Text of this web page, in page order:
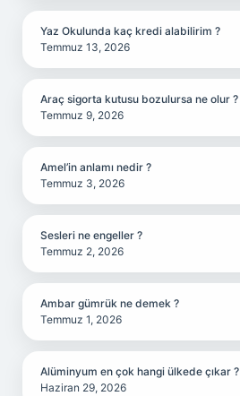
Yaz Okulunda kaç kredi alabilirim ?
Temmuz 13, 2026
Araç sigorta kutusu bozulursa ne olur ?
Temmuz 9, 2026
Amel’in anlamı nedir ?
Temmuz 3, 2026
Sesleri ne engeller ?
Temmuz 2, 2026
Ambar gümrük ne demek ?
Temmuz 1, 2026
Alüminyum en çok hangi ülkede çıkar ?
Haziran 29, 2026